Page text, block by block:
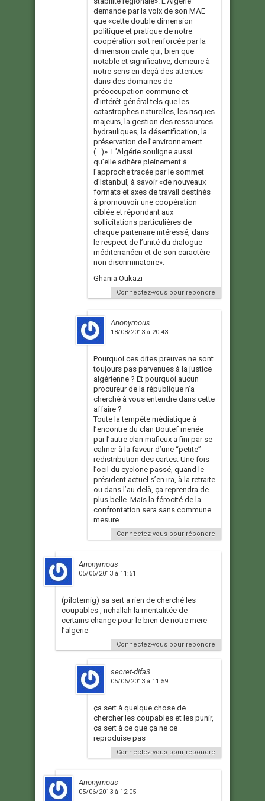
demande par la voix de son MAE
que «cette double dimension
politique et pratique de notre
coopération soit renforcée par la
dimension civile qui, bien que
notable et significative, demeure à
notre sens en deçà des attentes
dans des domaines de
préoccupation commune et
d’intérêt général tels que les
catastrophes naturelles, les risques
majeurs, la gestion des ressources
hydrauliques, la désertification, la
préservation de l’environnement
(…)». L’Algérie souligne aussi
qu’elle adhère pleinement à
l’approche tracée par le sommet
d’Istanbul, à savoir «de nouveaux
formats et axes de travail destinés
à promouvoir une coopération
ciblée et répondant aux
sollicitations particulières de
chaque partenaire intéressé, dans
le respect de l’unité du dialogue
méditerranéen et de son caractère
non discriminatoire».
Ghania Oukazi
Connectez-vous pour répondre
Anonymous
18/08/2013 à 20:43
Pourquoi ces dites preuves ne sont
toujours pas parvenues à la justice
algérienne ? Et pourquoi aucun
procureur de la république n’a
cherché à vous entendre dans cette
affaire ?
Toute la tempête médiatique à
l’encontre du clan Boutef menée
par l’autre clan mafieux a fini par se
calmer à la faveur d’une “petite”
redistribution des cartes. Une fois
l’oeil du cyclone passé, quand le
président actuel s’en ira, à la retraite
ou dans l’au delà, ça reprendra de
plus belle. Mais la férocité de la
confrontation sera sans commune
mesure.
Connectez-vous pour répondre
Anonymous
05/06/2013 à 11:51
(pilotemig) sa sert a rien de cherché les
coupables , nchallah la mentalitée de
certains change pour le bien de notre mere
l’algerie
Connectez-vous pour répondre
secret-difa3
05/06/2013 à 11:59
ça sert à quelque chose de
chercher les coupables et les punir,
ça sert à ce que ça ne ce
reproduise pas
Connectez-vous pour répondre
Anonymous
05/06/2013 à 12:05